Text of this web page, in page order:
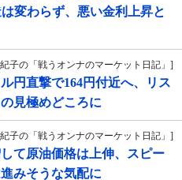
変わらず、悪い金利上昇と
子の「戦うオンナのマーケット日記」]
円直撃で164円付近へ、リス
見極めどころに
子の「戦うオンナのマーケット日記」]
て原油価格は上伸、スピー
みそうな気配に